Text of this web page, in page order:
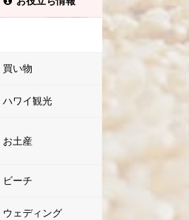
買い物
ハワイ観光
お土産
ビーチ
ウェディング